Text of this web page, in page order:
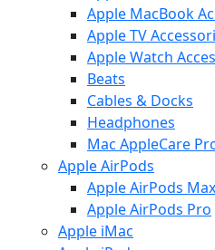
Apple MacBook
Apple TV
Apple Watch
Beats
Cables & Docks
Headphones
Mac AppleCare
Apple AirPods
Apple AirPods Max
Apple AirPods Pro
Apple iMac